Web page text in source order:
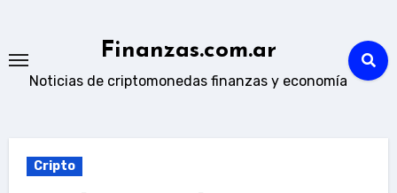
content
Finanzas.com.ar
Noticias de criptomonedas finanzas y economía
Cripto